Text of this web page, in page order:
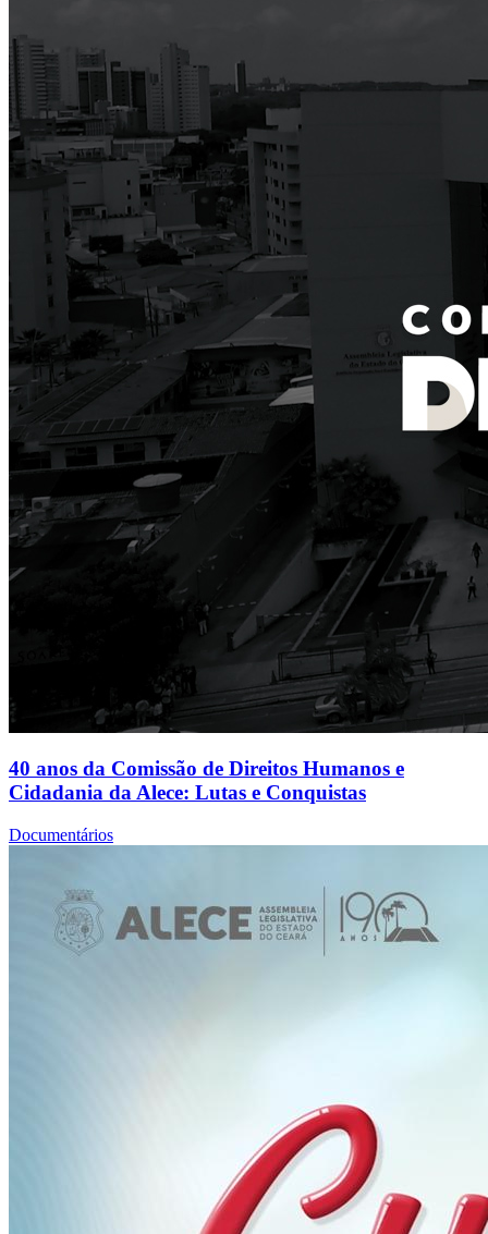
40 anos da Comissão de Direitos Humanos e
Cidadania da Alece: Lutas e Conquistas
Documentários